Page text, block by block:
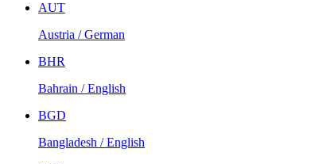
AUT
Austria / German
BHR
Bahrain / English
BGD
Bangladesh / English